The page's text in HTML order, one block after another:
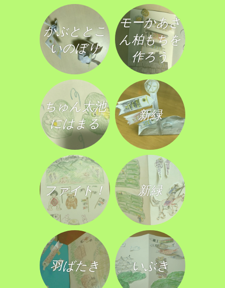
かぶととこ
いのぼり
モーかあさ
ん柏もちを
作ろう
ちゅん太池
にはまる
新緑
ファイト！ 新緑
羽ばたき いぶき